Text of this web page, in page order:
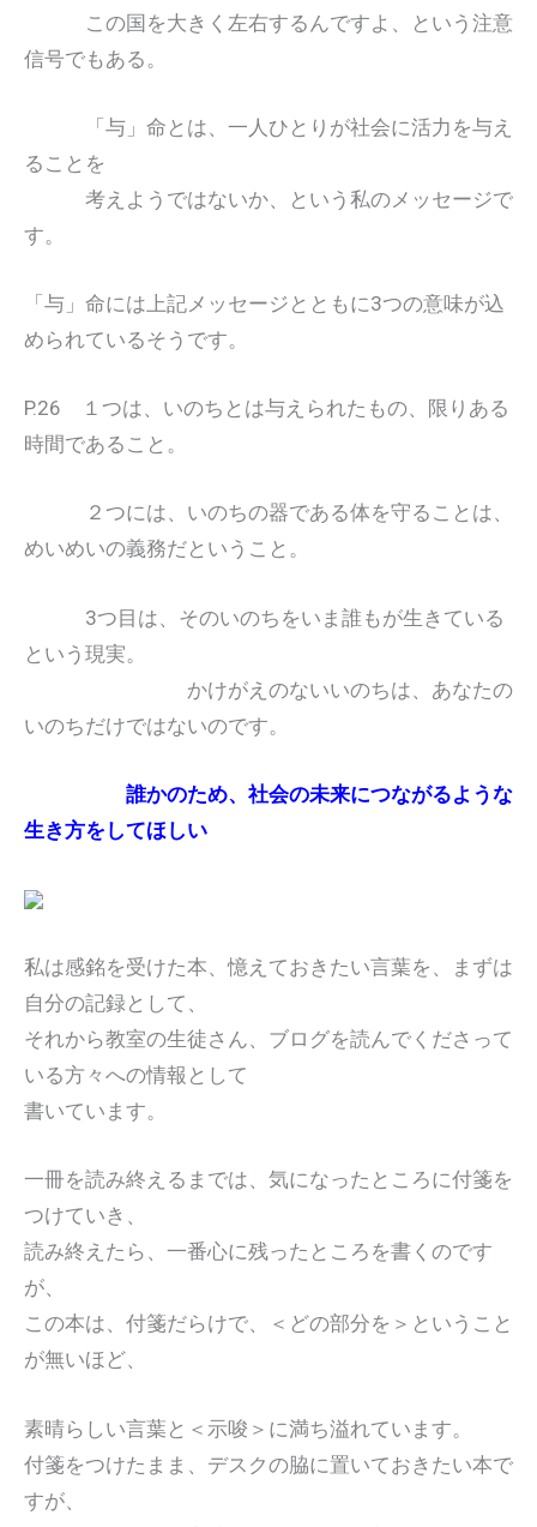
この国を大きく左右するんですよ、という注意
信号でもある。
「与」命とは、一人ひとりが社会に活力を与え
ることを
考えようではないか、という私のメッセージで
す。
「与」命には上記メッセージとともに3つの意味が込
められているそうです。
P.26 １つは、いのちとは与えられたもの、限りある
時間であること。
２つには、いのちの器である体を守ることは、
めいめいの義務だということ。
3つ目は、そのいのちをいま誰もが生きている
という現実。
かけがえのないいのちは、あなたの
いのちだけではないのです。
誰かのため、社会の未来につながるような
生き方をしてほしい
私は感銘を受けた本、憶えておきたい言葉を、まずは
自分の記録として、
それから教室の生徒さん、ブログを読んでくださって
いる方々への情報として
書いています。
一冊を読み終えるまでは、気になったところに付箋を
つけていき、
読み終えたら、一番心に残ったところを書くのです
が、
この本は、付箋だらけで、＜どの部分を＞ということ
が無いほど、
素晴らしい言葉と＜示唆＞に満ち溢れています。
付箋をつけたまま、デスクの脇に置いておきたい本で
すが、